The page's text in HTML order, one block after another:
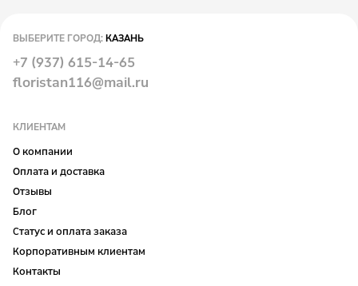
КЛИЕНТАМ
О компании
Оплата и доставка
Отзывы
Блог
Статус и оплата заказа
Корпоративным клиентам
Контакты
ВЫБЕРИТЕ ГОРОД:КАЗАНЬ
+7 (937) 615-14-65
floristan116@mail.ru